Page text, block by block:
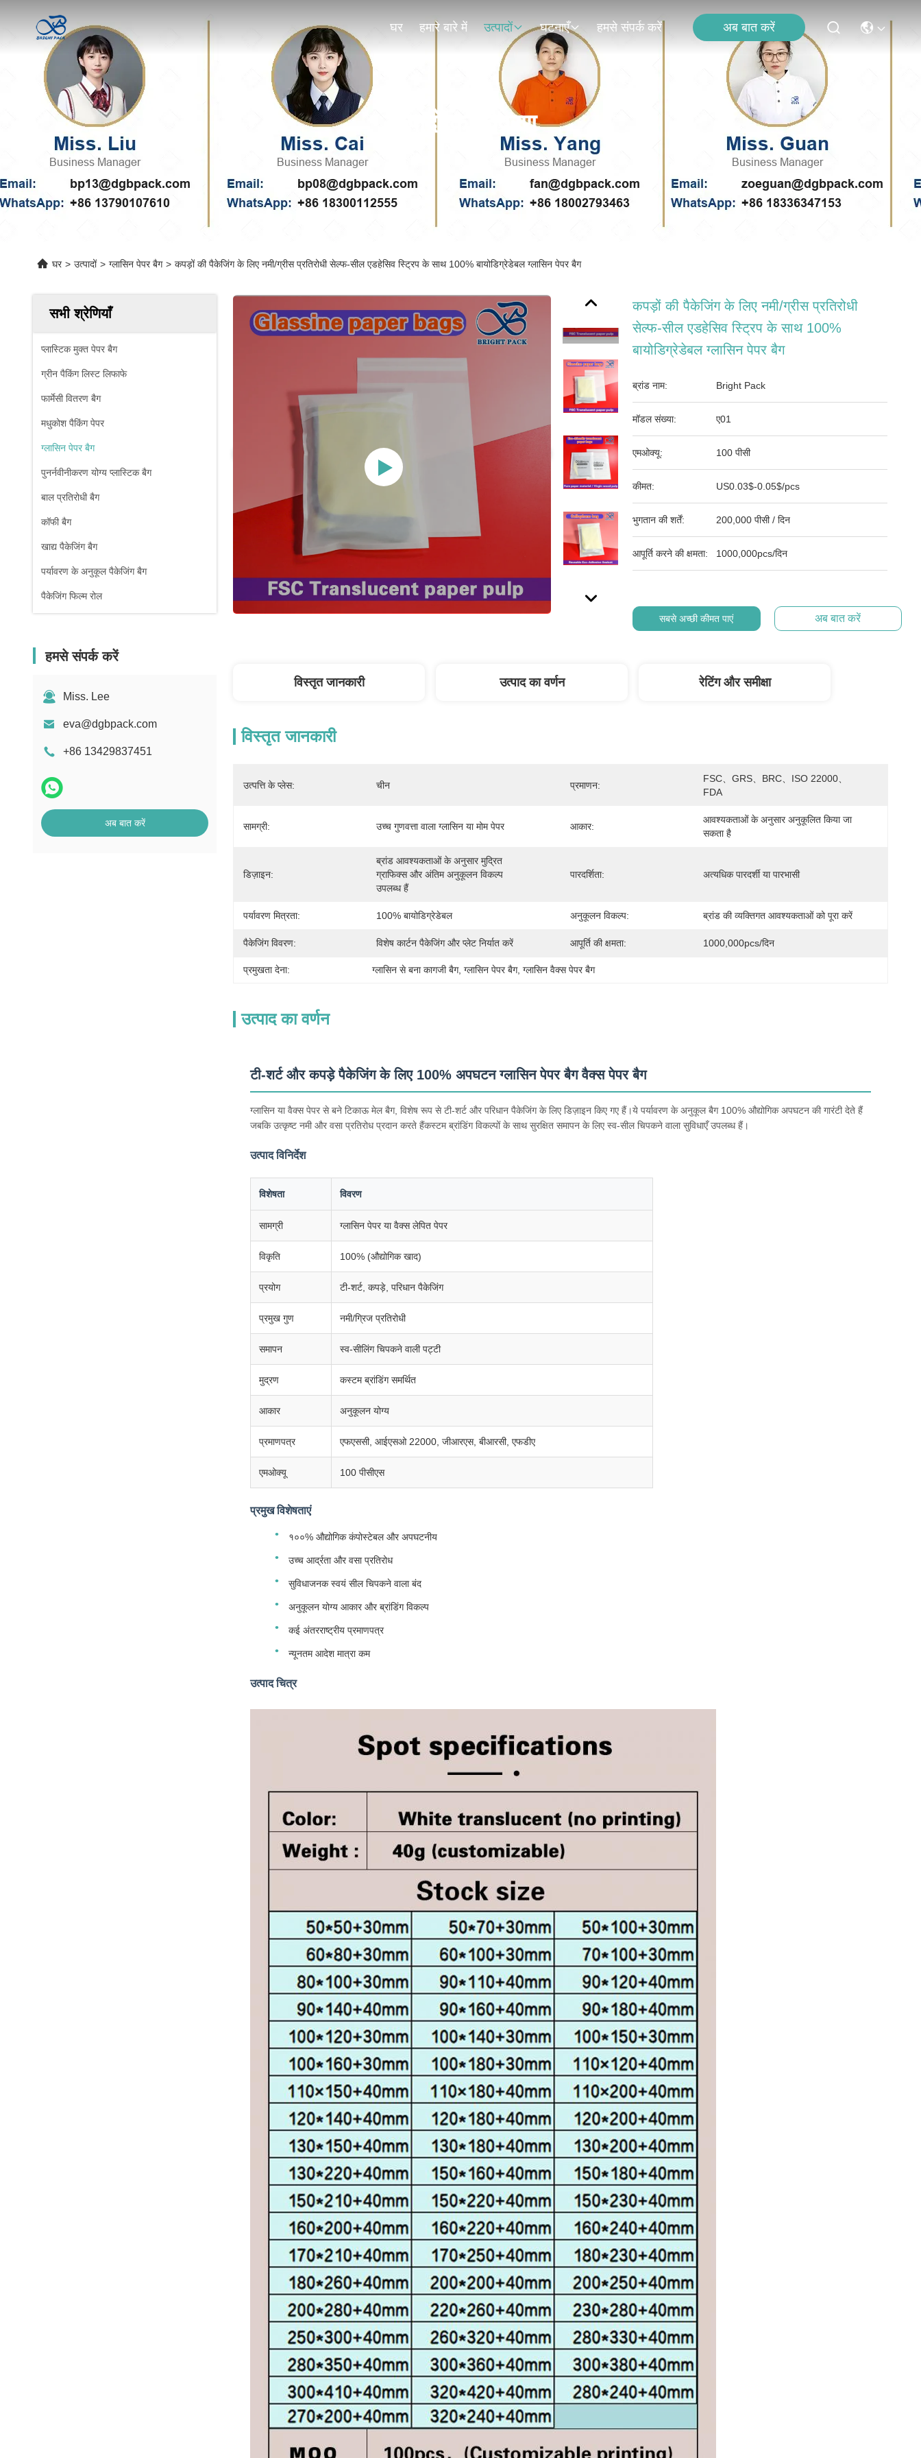
घर हमारे बारे में उत्पादों घटनाएँ हमसे संपर्क करें अब बात करें
उत्पादों का विवरण
घर > उत्पादों > ग्लासिन पेपर बैग > कपड़ों की पैकेजिंग के लिए नमी/ग्रीस प्रतिरोधी सेल्फ-सील एडहेसिव स्ट्रिप के साथ 100% बायोडिग्रेडेबल ग्लासिन पेपर बैग
सभी श्रेणियाँ
प्लास्टिक मुक्त पेपर बैग
ग्रीन पैकिंग लिस्ट लिफाफे
फार्मेसी वितरण बैग
मधुकोश पैकिंग पेपर
ग्लासिन पेपर बैग
पुनर्नवीनीकरण योग्य प्लास्टिक बैग
बाल प्रतिरोधी बैग
कॉफी बैग
खाद्य पैकेजिंग बैग
पर्यावरण के अनुकूल पैकेजिंग बैग
पैकेजिंग फिल्म रोल
हमसे संपर्क करें
Miss. Lee
eva@dgbpack.com
+86 13429837451
अब बात करें
कपड़ों की पैकेजिंग के लिए नमी/ग्रीस प्रतिरोधी
सेल्फ-सील एडहेसिव स्ट्रिप के साथ 100%
बायोडिग्रेडेबल ग्लासिन पेपर बैग
ब्रांड नाम: Bright Pack
मॉडल संख्या: ए01
एमओक्यू: 100 पीसी
कीमत: US0.03$-0.05$/pcs
भुगतान की शर्तें: 200,000 पीसी / दिन
आपूर्ति करने की क्षमता: 1000,000pcs/दिन
सबसे अच्छी कीमत पाएं अब बात करें
विस्तृत जानकारी उत्पाद का वर्णन रेटिंग और समीक्षा
विस्तृत जानकारी
उत्पत्ति के प्लेस: चीन प्रमाणन:
FSC、GRS、BRC、ISO 22000、
FDA
सामग्री: उच्च गुणवत्ता वाला ग्लासिन या मोम पेपर आकार:
आवश्यकताओं के अनुसार अनुकूलित किया जा
सकता है
डिज़ाइन:
ब्रांड आवश्यकताओं के अनुसार मुद्रित
ग्राफिक्स और अंतिम अनुकूलन विकल्प
उपलब्ध हैं
पारदर्शिता: अत्यधिक पारदर्शी या पारभासी
पर्यावरण मित्रता: 100% बायोडिग्रेडेबल अनुकूलन विकल्प: ब्रांड की व्यक्तिगत आवश्यकताओं को पूरा करें
पैकेजिंग विवरण: विशेष कार्टन पैकेजिंग और प्लेट निर्यात करें आपूर्ति की क्षमता: 1000,000pcs/दिन
प्रमुखता देना: ग्लासिन से बना कागजी बैग, ग्लासिन पेपर बैग, ग्लासिन वैक्स पेपर बैग
उत्पाद का वर्णन
टी-शर्ट और कपड़े पैकेजिंग के लिए 100% अपघटन ग्लासिन पेपर बैग वैक्स पेपर बैग
ग्लासिन या वैक्स पेपर से बने टिकाऊ मेल बैग, विशेष रूप से टी-शर्ट और परिधान पैकेजिंग के लिए डिज़ाइन किए गए हैं।ये पर्यावरण के अनुकूल बैग 100% औद्योगिक अपघटन की गारंटी देते हैं
जबकि उत्कृष्ट नमी और वसा प्रतिरोध प्रदान करते हैंकस्टम ब्रांडिंग विकल्पों के साथ सुरक्षित समापन के लिए स्व-सील चिपकने वाला सुविधाएँ उपलब्ध हैं।
उत्पाद विनिर्देश
विशेषता विवरण
सामग्री ग्लासिन पेपर या वैक्स लेपित पेपर
विकृति 100% (औद्योगिक खाद)
प्रयोग टी-शर्ट, कपड़े, परिधान पैकेजिंग
प्रमुख गुण नमी/ग्रिज प्रतिरोधी
समापन स्व-सीलिंग चिपकने वाली पट्टी
मुद्रण कस्टम ब्रांडिंग समर्थित
आकार अनुकूलन योग्य
प्रमाणपत्र एफएससी, आईएसओ 22000, जीआरएस, बीआरसी, एफडीए
एमओक्यू 100 पीसीएस
प्रमुख विशेषताएं
१००% औद्योगिक कंपोस्टेबल और अपघटनीय
उच्च आर्द्रता और वसा प्रतिरोध
सुविधाजनक स्वयं सील चिपकने वाला बंद
अनुकूलन योग्य आकार और ब्रांडिंग विकल्प
कई अंतरराष्ट्रीय प्रमाणपत्र
न्यूनतम आदेश मात्रा कम
उत्पाद चित्र